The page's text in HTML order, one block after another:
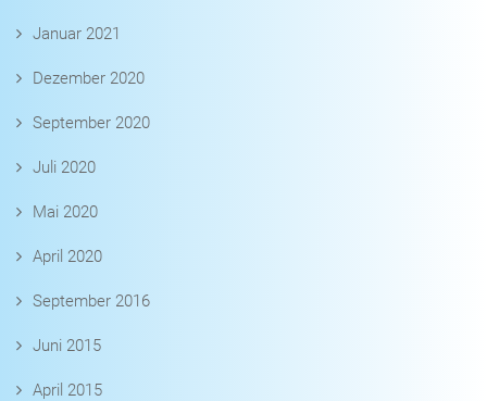
Januar 2021
Dezember 2020
September 2020
Juli 2020
Mai 2020
April 2020
September 2016
Juni 2015
April 2015